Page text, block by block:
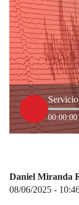
00:00:00
Daniel Miranda
08/06/2025 -